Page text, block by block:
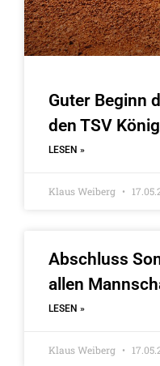
Guter Beginn
den TSV
LESEN »
Klaus Weiberg
Abschluss
allen
LESEN »
Klaus Weiberg